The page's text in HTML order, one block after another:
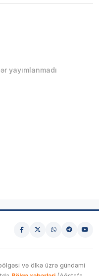
yayımlanmadı
və ölkə üzrə gündəmi